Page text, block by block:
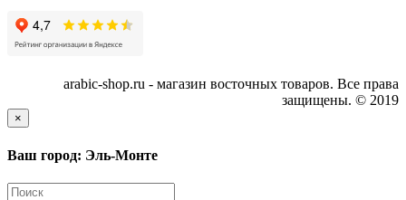
arabic-shop.ru - магазин восточных товаров. Все права
защищены. © 2019
×
Ваш город: Эль-Монте